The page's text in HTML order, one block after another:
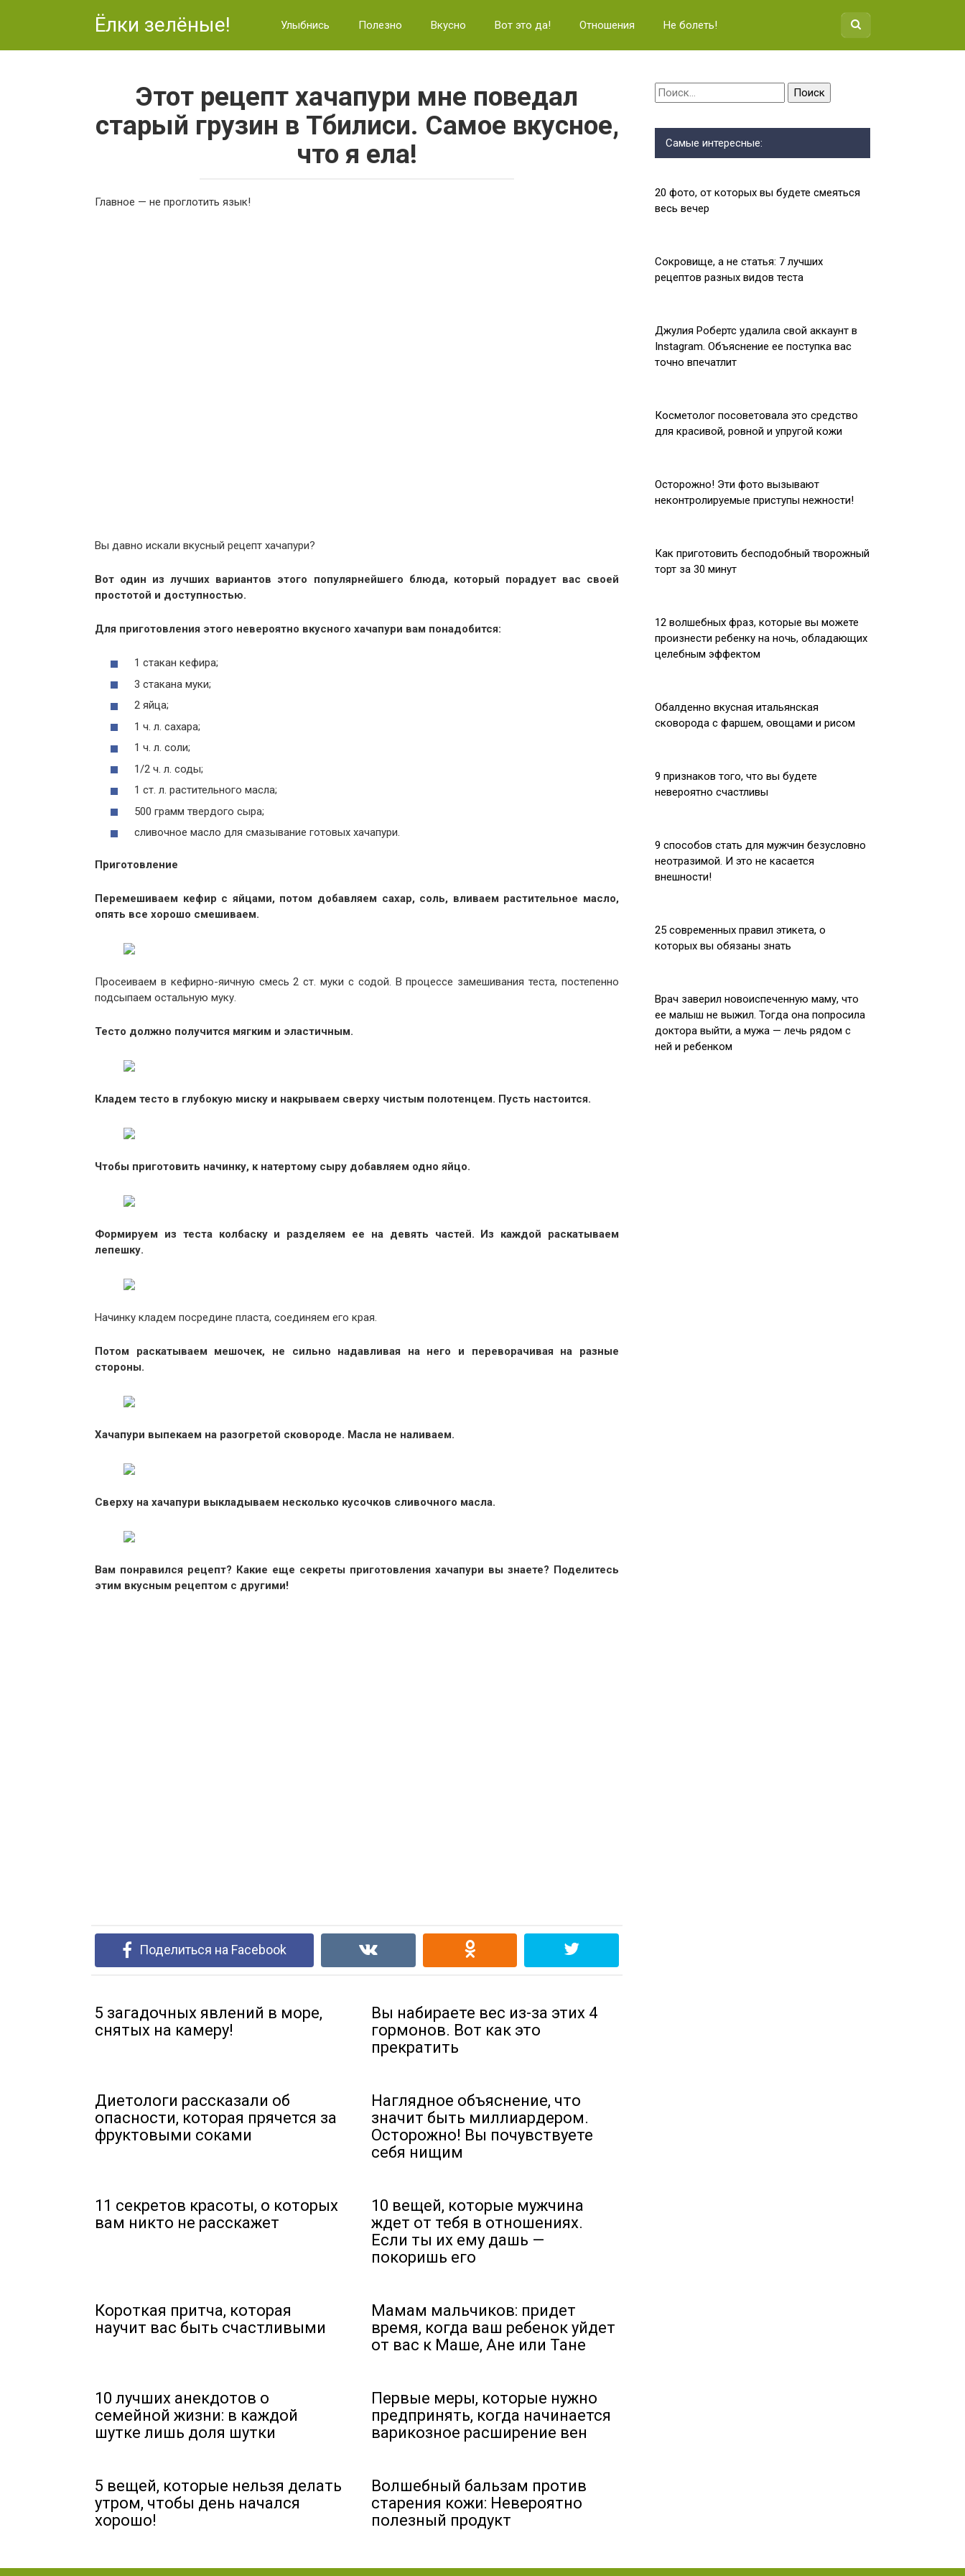
Ёлки зелёные! Улыбнись Полезно Вкусно Вот это да! Отношения Не болеть!
Этот рецепт хачапури мне поведал
старый грузин в Тбилиси. Самое вкусное,
что я ела!
Главное — не проглотить язык!
Вы давно искали вкусный рецепт хачапури?
Вот один из лучших вариантов этого популярнейшего блюда, который порадует вас своей
простотой и доступностью.
Для приготовления этого невероятно вкусного хачапури вам понадобится:
1 стакан кефира;
3 стакана муки;
2 яйца;
1 ч. л. сахара;
1 ч. л. соли;
1/2 ч. л. соды;
1 ст. л. растительного масла;
500 грамм твердого сыра;
сливочное масло для смазывание готовых хачапури.
Приготовление
Перемешиваем кефир с яйцами, потом добавляем сахар, соль, вливаем растительное масло,
опять все хорошо смешиваем.
Просеиваем в кефирно-яичную смесь 2 ст. муки с содой. В процессе замешивания теста, постепенно
подсыпаем остальную муку.
Тесто должно получится мягким и эластичным.
Кладем тесто в глубокую миску и накрываем сверху чистым полотенцем. Пусть настоится.
Чтобы приготовить начинку, к натертому сыру добавляем одно яйцо.
Формируем из теста колбаску и разделяем ее на девять частей. Из каждой раскатываем
лепешку.
Начинку кладем посредине пласта, соединяем его края.
Потом раскатываем мешочек, не сильно надавливая на него и переворачивая на разные
стороны.
Хачапури выпекаем на разогретой сковороде. Масла не наливаем.
Сверху на хачапури выкладываем несколько кусочков сливочного масла.
Вам понравился рецепт? Какие еще секреты приготовления хачапури вы знаете? Поделитесь
этим вкусным рецептом с другими!
Поделиться на Facebook
5 загадочных явлений в море,
снятых на камеру!
Вы набираете вес из-за этих 4
гормонов. Вот как это
прекратить
Диетологи рассказали об
опасности, которая прячется за
фруктовыми соками
Наглядное объяснение, что
значит быть миллиардером.
Осторожно! Вы почувствуете
себя нищим
11 секретов красоты, о которых
вам никто не расскажет
10 вещей, которые мужчина
ждет от тебя в отношениях.
Если ты их ему дашь —
покоришь его
Короткая притча, которая
научит вас быть счастливыми
Мамам мальчиков: придет
время, когда ваш ребенок уйдет
от вас к Маше, Ане или Тане
10 лучших анекдотов о
семейной жизни: в каждой
шутке лишь доля шутки
Первые меры, которые нужно
предпринять, когда начинается
варикозное расширение вен
5 вещей, которые нельзя делать
утром, чтобы день начался
хорошо!
Волшебный бальзам против
старения кожи: Невероятно
полезный продукт
Найти:
Самые интересные:
20 фото, от которых вы будете смеяться
весь вечер
Сокровище, а не статья: 7 лучших
рецептов разных видов теста
Джулия Робертс удалила свой аккаунт в
Instagram. Объяснение ее поступка вас
точно впечатлит
Косметолог посоветовала это средство
для красивой, ровной и упругой кожи
Осторожно! Эти фото вызывают
неконтролируемые приступы нежности!
Как приготовить бесподобный творожный
торт за 30 минут
12 волшебных фраз, которые вы можете
произнести ребенку на ночь, обладающих
целебным эффектом
Обалденно вкусная итальянская
сковорода с фаршем, овощами и рисом
9 признаков того, что вы будете
невероятно счастливы
9 способов стать для мужчин безусловно
неотразимой. И это не касается
внешности!
25 современных правил этикета, о
которых вы обязаны знать
Врач заверил новоиспеченную маму, что
ее малыш не выжил. Тогда она попросила
доктора выйти, а мужа — лечь рядом с
ней и ребенком